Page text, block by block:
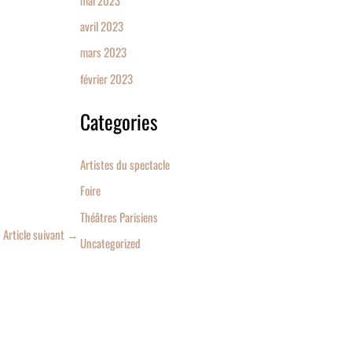
Article suivant →
avril 2023
mars 2023
février 2023
Categories
Artistes du spectacle
Foire
Théâtres Parisiens
Uncategorized